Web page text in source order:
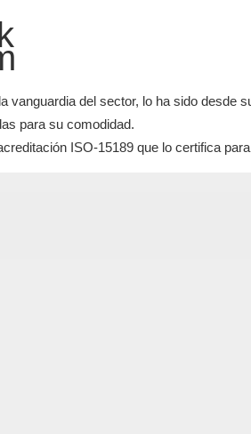
vanguardia del sector, lo ha sido desde
para su comodidad.
ISO-15189 que lo certifica